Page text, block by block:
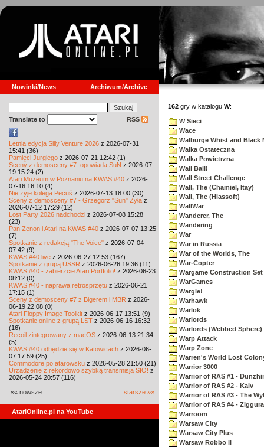
Nowinki/News Archiwum/Archive
Translate to RSS
Letnia edycja Silly Venture 2026 z 2026-07-31
15:41 (36)
Pamięci Jurgiego z 2026-07-21 12:42 (1)
Sceny z demosceny #7: opowiada SuN z 2026-07-
19 15:24 (2)
Atari Muzeum w Poznaniu na KWAS #40 z 2026-
07-16 16:10 (4)
Nie żyje kolega Pecuś z 2026-07-13 18:00 (30)
Sceny z demosceny #7 - Grzegorz "Sun" Żyła z
2026-07-12 17:29 (12)
Lost Party 2026 nadchodzi z 2026-07-08 15:28
(23)
Pan Zenon i Atari na KWAS #40 z 2026-07-07 13:25
(7)
Spotkanie z redakcją "The Voice" z 2026-07-04
07:42 (9)
KWAS #40 live z 2026-06-27 12:53 (167)
Spotkanie z grupą USSR z 2026-06-26 19:36 (11)
KWAS #40 - zabierzcie Atari Portfolio! z 2026-06-23
08:12 (0)
KWAS #40 - naprawa retrosprzętu z 2026-06-21
17:15 (1)
Sceny z demosceny #7 z Bigerem i MBR z 2026-
06-19 22:08 (0)
Atari Floppy Image Toolkit z 2026-06-17 13:51 (9)
Spotkanie online z grupą LST z 2026-06-16 16:32
(16)
Recoil zintegrowany z macOS z 2026-06-13 21:34
(5)
KWAS #40 odbędzie się w Katowicach z 2026-06-
07 17:59 (25)
Commodore po atarowsku z 2026-05-28 21:50 (21)
Urządzenie z rekordowo szybką transmisją SIO! z
2026-05-24 20:57 (116)
«« nowsze starsze »»
AtariOnline.pl na YouTube
162 gry w katalogu W:
W Sieci
Wace
Walburge Whist and Black
Walka Ostateczna
Walka Powietrzna
Wall Ball!
Wall Street Challenge
Wall, The (Chamiel, Itay)
Wall, The (Hiassoft)
WallWar
Wanderer, The
Wandering
War
War in Russia
War of the Worlds, The
War-Copter
Wargame Construction Set
WarGames
Wargle!
Warhawk
Warlok
Warlords
Warlords (Webbed Sphere)
Warp Attack
Warp Zone
Warren's World Lost
Warrior 3000
Warrior of RAS #1 -
Warrior of RAS #2 - Kaiv
Warrior of RAS #3 - The
Warrior of RAS #4 -
Warroom
Warsaw City
Warsaw City Plus
Warsaw Robbo II